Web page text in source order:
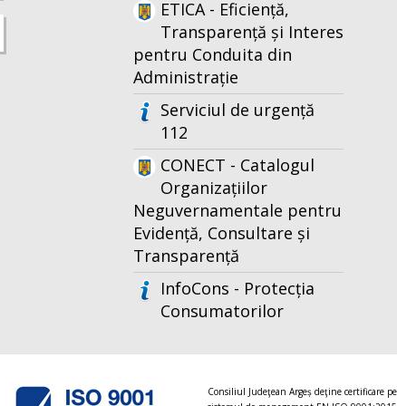
ETICA - Eficiență,
Transparență și Interes
pentru Conduita din
Administrație
Serviciul de urgență
112
CONECT - Catalogul
Organizațiilor
Neguvernamentale pentru
Evidență, Consultare și
Transparență
InfoCons - Protecția
Consumatorilor
Consiliul Judeţean Argeș deţine certificare